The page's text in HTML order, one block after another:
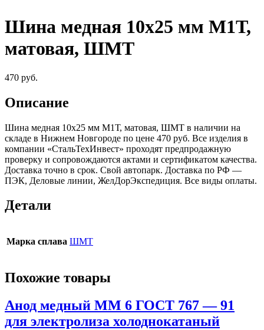
Шина медная 10х25 мм М1Т,
матовая, ШМТ
470 руб.
Описание
Шина медная 10х25 мм М1Т, матовая, ШМТ в наличии на
складе в Нижнем Новгороде по цене 470 руб. Все изделия в
компании «СтальТехИнвест» проходят предпродажную
проверку и сопровождаются актами и сертификатом качества.
Доставка точно в срок. Свой автопарк. Доставка по РФ —
ПЭК, Деловые линии, ЖелДорЭкспедиция. Все виды оплаты.
Детали
Марка сплава ШМТ
Похожие товары
Анод медный ММ 6 ГОСТ 767 — 91
для электролиза холоднокатаный